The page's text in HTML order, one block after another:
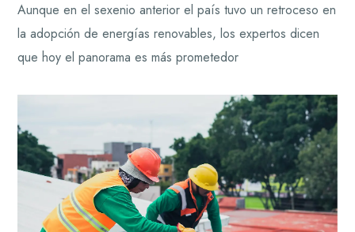
Aunque en el sexenio anterior el país tuvo un retroceso en
la adopción de energías renovables, los expertos dicen
que hoy el panorama es más prometedor